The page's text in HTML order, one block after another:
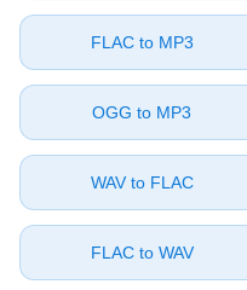
⁦FLAC⁩ to ⁦MP3⁩
⁦OGG⁩ to ⁦MP3⁩
⁦WAV⁩ to ⁦FLAC⁩
⁦FLAC⁩ to ⁦WAV⁩